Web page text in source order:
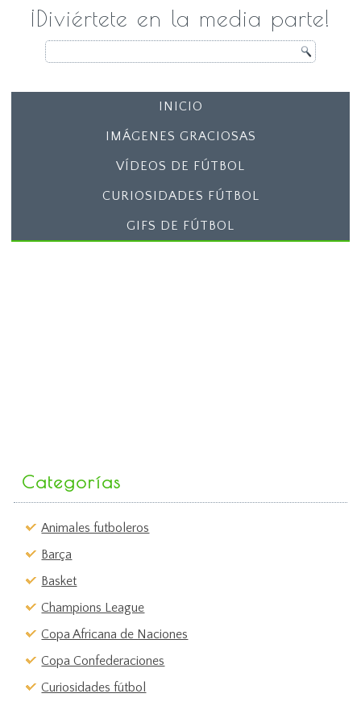
¡Diviértete en la media parte!
INICIO
IMÁGENES GRACIOSAS
VÍDEOS DE FÚTBOL
CURIOSIDADES FÚTBOL
GIFS DE FÚTBOL
Categorías
Animales futboleros
Barça
Basket
Champions League
Copa Africana de Naciones
Copa Confederaciones
Curiosidades fútbol